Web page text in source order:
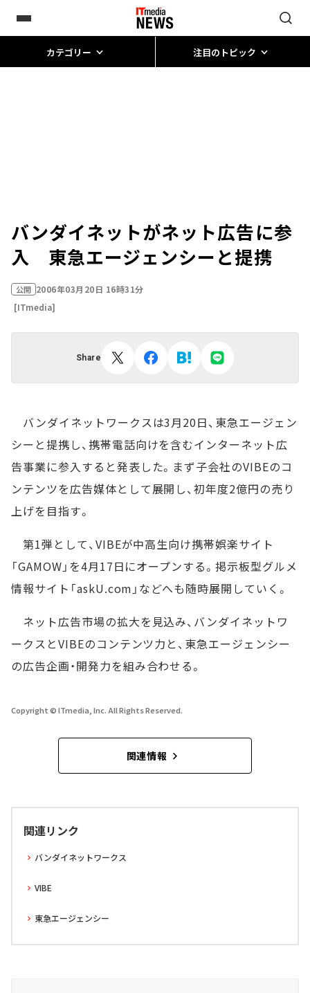
カテゴリー 注目のトピック
バンダイネットがネット広告に参
入 東急エージェンシーと提携
公開 2006年03月20日 16時31分
[ITmedia]
Share
バンダイネットワークスは3月20日、東急エージェン
シーと提携し、携帯電話向けを含むインターネット広
告事業に参入すると発表した。まず子会社のVIBEのコ
ンテンツを広告媒体として展開し、初年度2億円の売り
上げを目指す。
第1弾として、VIBEが中高生向け携帯娯楽サイト
「GAMOW」を4月17日にオープンする。掲示板型グルメ
情報サイト「askU.com」などへも随時展開していく。
ネット広告市場の拡大を見込み、バンダイネットワ
ークスとVIBEのコンテンツ力と、東急エージェンシー
の広告企画・開発力を組み合わせる。
Copyright © ITmedia, Inc. All Rights Reserved.
関連情報
関連リンク
バンダイネットワークス
VIBE
東急エージェンシー